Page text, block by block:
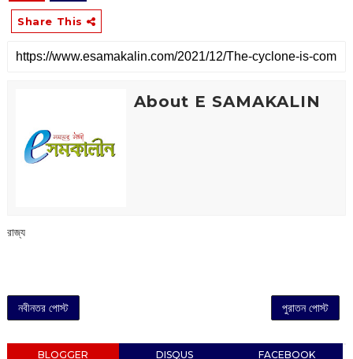
Share This
About E SAMAKALIN
রাজ্য
নবীনতর পোস্ট পুরাতন পোস্ট
BLOGGER DISQUS FACEBOOK